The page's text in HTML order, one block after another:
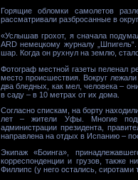
Горящие обломки самолетов
рассматривали разбросанные в
«Услышав грохот, я сначала
ARD немецкому журналу
шар. Когда он рухнул на землю,
Фотограф местной газеты пеленал
место происшествия. Вокруг
два бледных, как мел, человека –
в саду – в 10 метрах от их дома.
Согласно спискам, на борту
лет – жители Уфы. Многие
администрации президента,
направлена на отдых в Испанию –
Экипаж «Боинга»,
корреспонденции и грузов, также
Филлипс (у него остались,